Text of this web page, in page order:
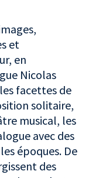
et
en
Nicolas
facettes de
solitaire,
musical, les
avec des
époques. De
des